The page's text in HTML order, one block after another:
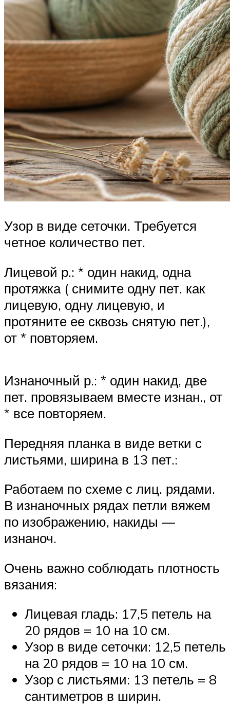
Узор в виде сеточки. Требуется
четное количество пет.
Лицевой р.: * один накид, одна
протяжка ( снимите одну пет. как
лицевую, одну лицевую, и
протяните ее сквозь снятую пет.),
от * повторяем.
Изнаночный р.: * один накид, две
пет. провязываем вместе изнан., от
* все повторяем.
Передняя планка в виде ветки с
листьями, ширина в 13 пет.:
Работаем по схеме с лиц. рядами.
В изнаночных рядах петли вяжем
по изображению, накиды —
изнаноч.
Очень важно соблюдать плотность
вязания:
Лицевая гладь: 17,5 петель на
20 рядов = 10 на 10 см.
Узор в виде сеточки: 12,5 петель
на 20 рядов = 10 на 10 см.
Узор с листьями: 13 петель = 8
сантиметров в ширин.